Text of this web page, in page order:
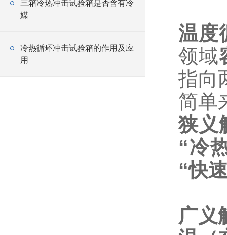
三箱冷热冲击试验箱是否含有冷
媒
冷热循环冲击试验箱的作用及应
用
温度
领域
指向
简单
狭义
“冷
“快
广义